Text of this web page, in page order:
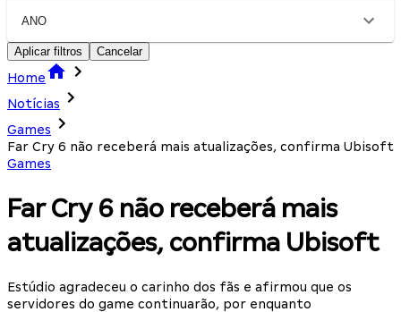
ANO
Aplicar filtros Cancelar
Home
Notícias
Games
Far Cry 6 não receberá mais atualizações, confirma Ubisoft
Games
Far Cry 6 não receberá mais
atualizações, confirma Ubisoft
Estúdio agradeceu o carinho dos fãs e afirmou que os
servidores do game continuarão, por enquanto